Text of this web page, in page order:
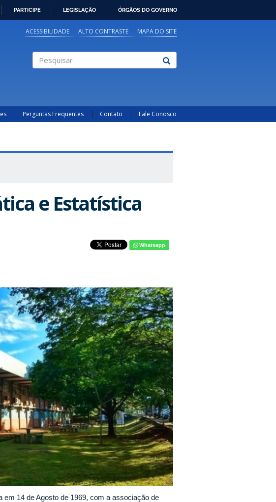
PARTICIPE LEGISLAÇÃO ÓRGÃOS DO GOVERNO
ACESSIBILIDADE ALTO CONTRASTE MAPA DO SITE
Perguntas Frequentes Contato Fale Conosco
e Estatística
Whatsapp
em 14 de Agosto de 1969, com a associação de